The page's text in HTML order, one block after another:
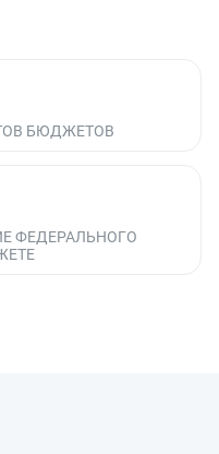
БЮДЖЕТОВ
ФЕДЕРАЛЬНОГО